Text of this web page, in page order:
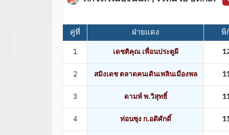
คู่ที่ ฝ่ายแดง พิ
1 เดชติคุณ เพื่อนประตูผี
2
สมิงเดช ตลาดคนเดินเพลินเมืองพล
3
ดามพ์ พ.วิสุทธิ์
4
ท่อนซุง ก.อดิศักดิ์